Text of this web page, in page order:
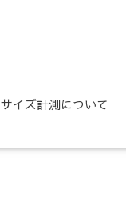
サイズ計測について